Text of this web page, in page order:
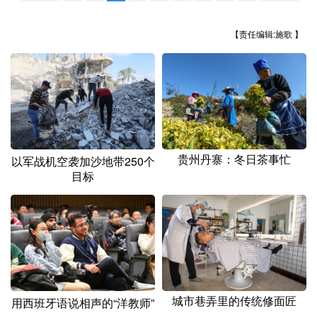
【责任编辑:施歌 】
以军战机空袭加沙地带250个
目标
贵州丹寨：冬日茶事忙
用西班牙语说相声的“洋教师” 城市巷弄里的传统修面匠